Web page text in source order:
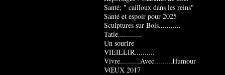
Santé; " cailloux dans les reins"
Santé et espoir pour 2025
Sculptures sur Bois...........
Tatie............
Un sourire
VIEILLIR..........
Vivre..........Avec.........Humour
VŒUX 2017